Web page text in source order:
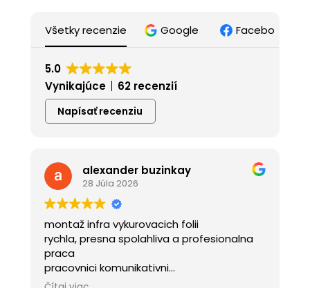
Všetky recenzie Google Facebook
5.0
Vynikajúce
62 recenzií
Napísať recenziu
alexander buzinkay
28 Júla 2026
montaž infra vykurovacich folii
rychla, presna spolahliva a profesionalna
praca
pracovnici komunikativni
primerana cena, zatial spokojnost